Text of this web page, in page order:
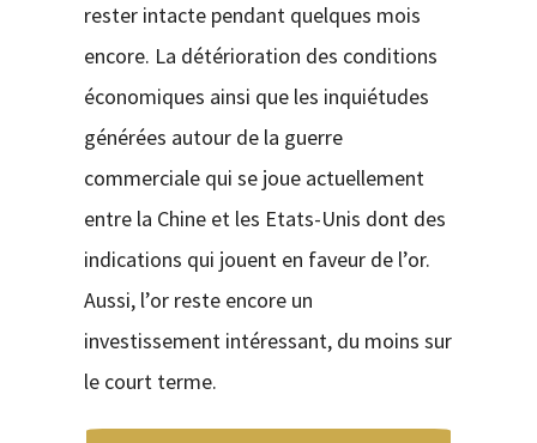
rester intacte pendant quelques mois
encore. La détérioration des conditions
économiques ainsi que les inquiétudes
générées autour de la guerre
commerciale qui se joue actuellement
entre la Chine et les Etats-Unis dont des
indications qui jouent en faveur de l’or.
Aussi, l’or reste encore un
investissement intéressant, du moins sur
le court terme.